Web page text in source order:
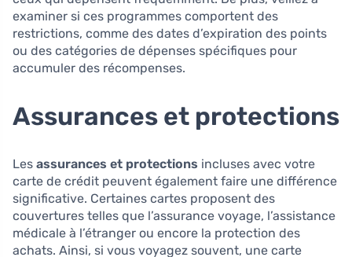
examiner si ces programmes comportent des
restrictions, comme des dates d’expiration des points
ou des catégories de dépenses spécifiques pour
accumuler des récompenses.
Assurances et protections
Les assurances et protections incluses avec votre
carte de crédit peuvent également faire une différence
significative. Certaines cartes proposent des
couvertures telles que l’assurance voyage, l’assistance
médicale à l’étranger ou encore la protection des
achats. Ainsi, si vous voyagez souvent, une carte